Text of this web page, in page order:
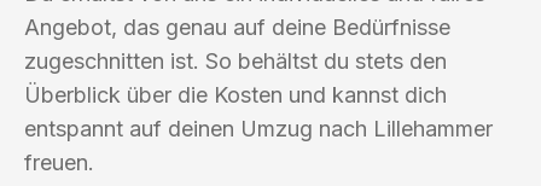
Angebot, das genau auf deine Bedürfnisse
zugeschnitten ist. So behältst du stets den
Überblick über die Kosten und kannst dich
entspannt auf deinen Umzug nach Lillehammer
freuen.